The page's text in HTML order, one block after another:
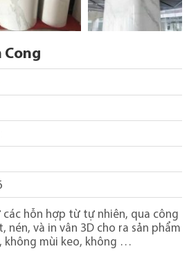
Cong
các hỗn hợp từ tự nhiên, qua công
nén, và in vân 3D cho ra sản phẩm
không mùi keo, không …